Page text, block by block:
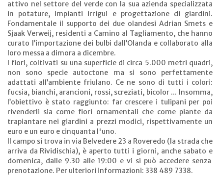
attivo nel settore del verde con la sua azienda specializzata
in potature, impianti irrigui e progettazione di giardini.
Fondamentale il supporto dei due olandesi Adrian Smets e
Sjaak Verweij, residenti a Camino al Tagliamento, che hanno
curato l’importazione dei bulbi dall’Olanda e collaborato alla
loro messa a dimora a dicembre.
I fiori, coltivati su una superficie di circa 5.000 metri quadri,
non sono specie autoctone ma si sono perfettamente
adattati all’ambiente friulano. Ce ne sono di tutti i colori:
fucsia, bianchi, arancioni, rossi, screziati, bicolor ... Insomma,
l’obiettivo è stato raggiunto: far crescere i tulipani per poi
rivenderli sia come fiori ornamentali che come piante da
trapiantare nei giardini a prezzi modici, rispettivamente un
euro e un euro e cinquanta l'uno.
Il campo si trova in via Belvedere 23 a Roveredo (la strada che
arriva da Rividischia), è aperto tutti i giorni, anche sabato e
domenica, dalle 9.30 alle 19:00 e vi si può accedere senza
prenotazione. Per ulteriori informazioni: 338 489 7338.